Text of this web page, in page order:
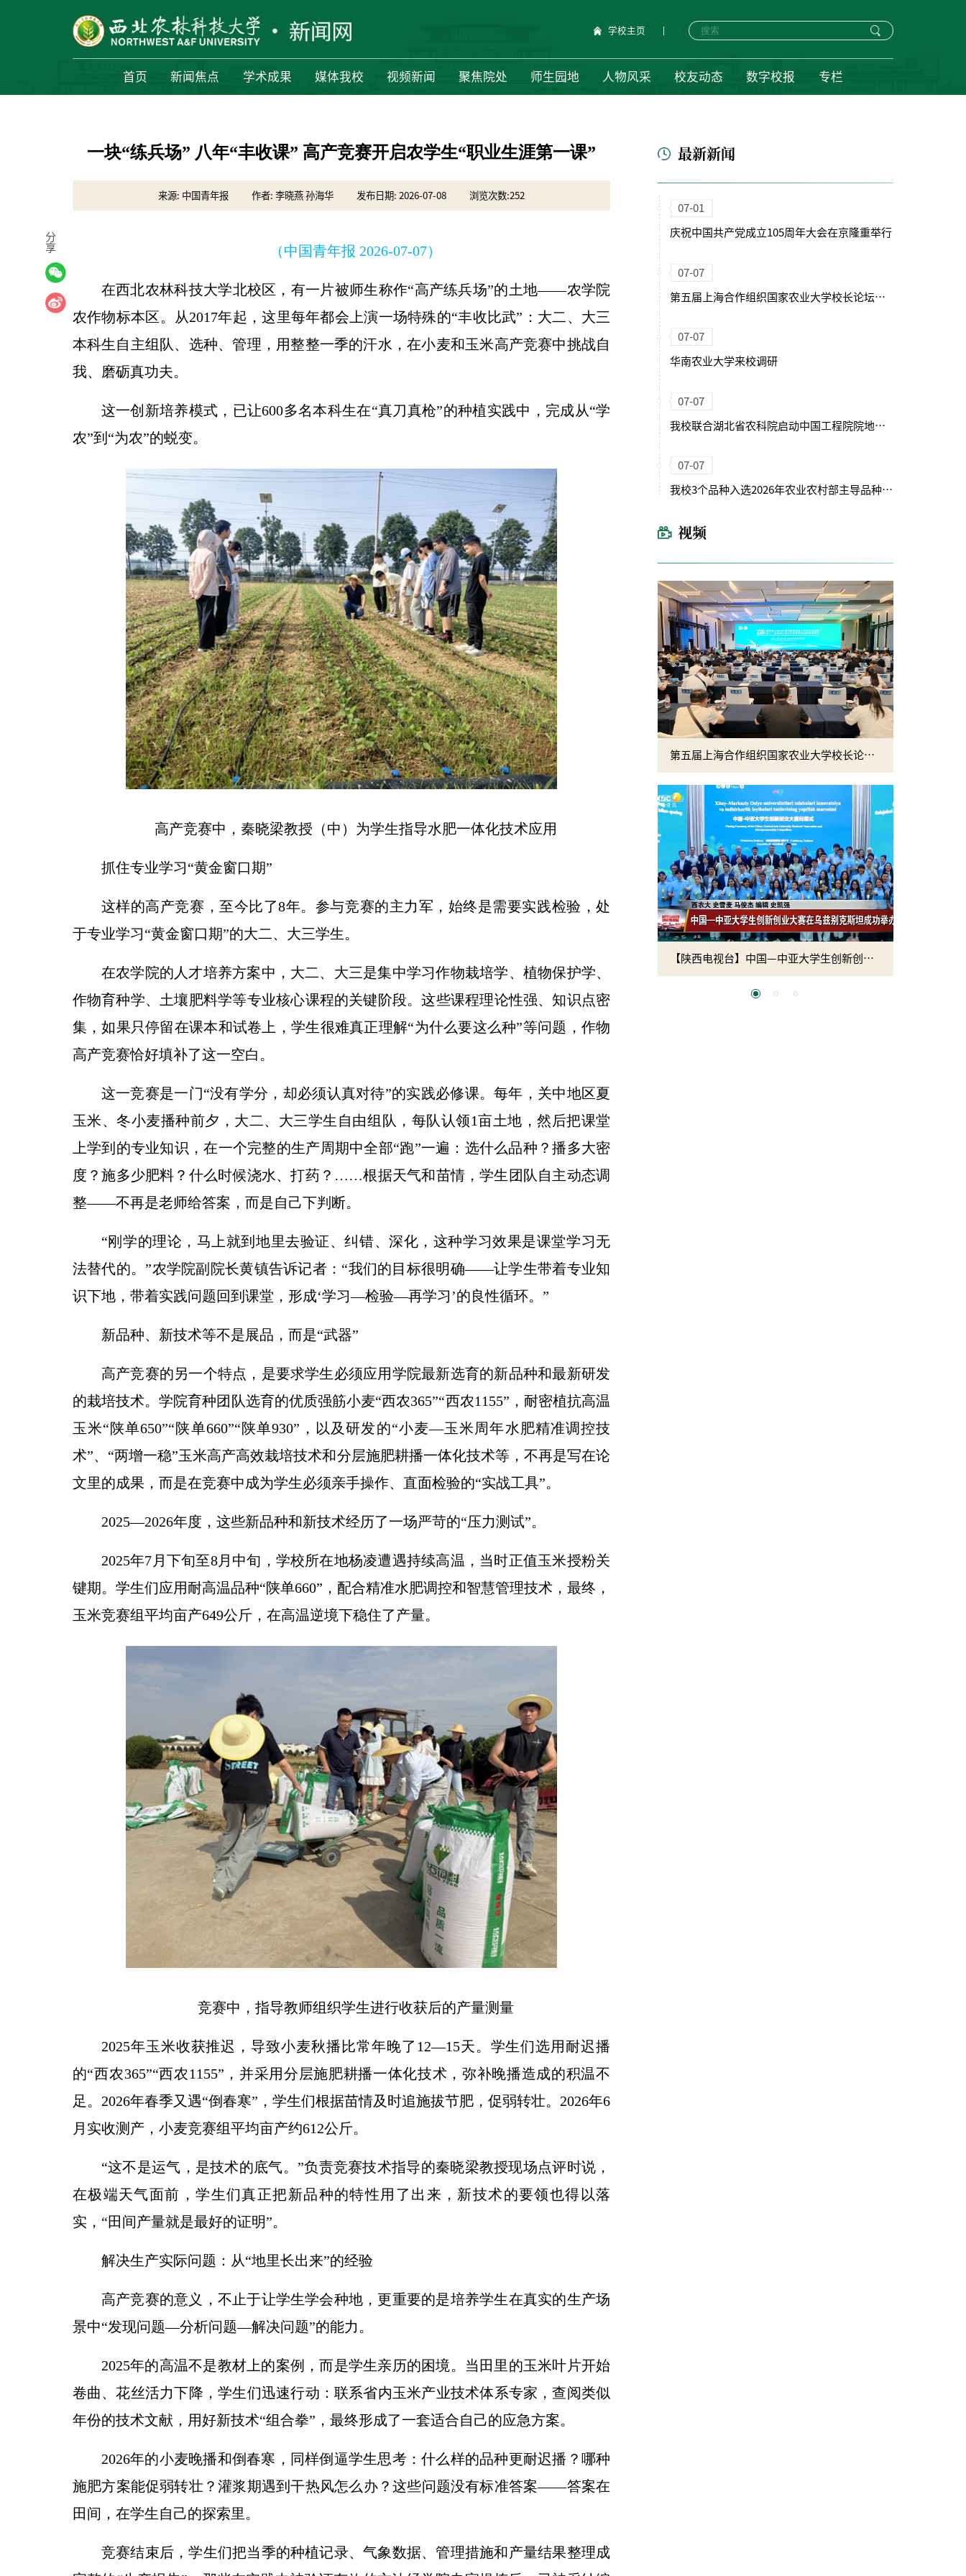
学校主页
首页 新闻焦点 学术成果 媒体我校 视频新闻 聚焦院处 师生园地 人物风采 校友动态 数字校报 专栏
一块“练兵场” 八年“丰收课” 高产竞赛开启农学生“职业生涯第一课”
来源: 中国青年报 作者: 李晓燕 孙海华 发布日期: 2026-07-08 浏览次数:252
（中国青年报 2026-07-07）
在西北农林科技大学北校区，有一片被师生称作“高产练兵场”的土地——农学院
农作物标本区。从2017年起，这里每年都会上演一场特殊的“丰收比武”：大二、大三
本科生自主组队、选种、管理，用整整一季的汗水，在小麦和玉米高产竞赛中挑战自
我、磨砺真功夫。
这一创新培养模式，已让600多名本科生在“真刀真枪”的种植实践中，完成从“学
农”到“为农”的蜕变。
高产竞赛中，秦晓梁教授（中）为学生指导水肥一体化技术应用
抓住专业学习“黄金窗口期”
这样的高产竞赛，至今比了8年。参与竞赛的主力军，始终是需要实践检验，处
于专业学习“黄金窗口期”的大二、大三学生。
在农学院的人才培养方案中，大二、大三是集中学习作物栽培学、植物保护学、
作物育种学、土壤肥料学等专业核心课程的关键阶段。这些课程理论性强、知识点密
集，如果只停留在课本和试卷上，学生很难真正理解“为什么要这么种”等问题，作物
高产竞赛恰好填补了这一空白。
这一竞赛是一门“没有学分，却必须认真对待”的实践必修课。每年，关中地区夏
玉米、冬小麦播种前夕，大二、大三学生自由组队，每队认领1亩土地，然后把课堂
上学到的专业知识，在一个完整的生产周期中全部“跑”一遍：选什么品种？播多大密
度？施多少肥料？什么时候浇水、打药？……根据天气和苗情，学生团队自主动态调
整——不再是老师给答案，而是自己下判断。
“刚学的理论，马上就到地里去验证、纠错、深化，这种学习效果是课堂学习无
法替代的。”农学院副院长黄镇告诉记者：“我们的目标很明确——让学生带着专业知
识下地，带着实践问题回到课堂，形成‘学习—检验—再学习’的良性循环。”
新品种、新技术等不是展品，而是“武器”
高产竞赛的另一个特点，是要求学生必须应用学院最新选育的新品种和最新研发
的栽培技术。学院育种团队选育的优质强筋小麦“西农365”“西农1155”，耐密植抗高温
玉米“陕单650”“陕单660”“陕单930”，以及研发的“小麦—玉米周年水肥精准调控技
术”、“两增一稳”玉米高产高效栽培技术和分层施肥耕播一体化技术等，不再是写在论
文里的成果，而是在竞赛中成为学生必须亲手操作、直面检验的“实战工具”。
2025—2026年度，这些新品种和新技术经历了一场严苛的“压力测试”。
2025年7月下旬至8月中旬，学校所在地杨凌遭遇持续高温，当时正值玉米授粉关
键期。学生们应用耐高温品种“陕单660”，配合精准水肥调控和智慧管理技术，最终，
玉米竞赛组平均亩产649公斤，在高温逆境下稳住了产量。
竞赛中，指导教师组织学生进行收获后的产量测量
2025年玉米收获推迟，导致小麦秋播比常年晚了12—15天。学生们选用耐迟播
的“西农365”“西农1155”，并采用分层施肥耕播一体化技术，弥补晚播造成的积温不
足。2026年春季又遇“倒春寒”，学生们根据苗情及时追施拔节肥，促弱转壮。2026年6
月实收测产，小麦竞赛组平均亩产约612公斤。
“这不是运气，是技术的底气。”负责竞赛技术指导的秦晓梁教授现场点评时说，
在极端天气面前，学生们真正把新品种的特性用了出来，新技术的要领也得以落
实，“田间产量就是最好的证明”。
解决生产实际问题：从“地里长出来”的经验
高产竞赛的意义，不止于让学生学会种地，更重要的是培养学生在真实的生产场
景中“发现问题—分析问题—解决问题”的能力。
2025年的高温不是教材上的案例，而是学生亲历的困境。当田里的玉米叶片开始
卷曲、花丝活力下降，学生们迅速行动：联系省内玉米产业技术体系专家，查阅类似
年份的技术文献，用好新技术“组合拳”，最终形成了一套适合自己的应急方案。
2026年的小麦晚播和倒春寒，同样倒逼学生思考：什么样的品种更耐迟播？哪种
施肥方案能促弱转壮？灌浆期遇到干热风怎么办？这些问题没有标准答案——答案在
田间，在学生自己的探索里。
竞赛结束后，学生们把当季的种植记录、气象数据、管理措施和产量结果整理成
分
享
最新新闻
07-01
庆祝中国共产党成立105周年大会在京隆重举行
07-07
第五届上海合作组织国家农业大学校长论坛暨第十一届丝绸之路农业教育科技创新联盟年会在西安开幕
07-07
华南农业大学来校调研
07-07
我校联合湖北省农科院启动中国工程院院地合作重点项目
07-07
我校3个品种入选2026年农业农村部主导品种主推技术
视频
第五届上海合作组织国家农业大学校长论坛暨第十一届丝绸之路农业教育科技创新联盟年会在西安开幕
【陕西电视台】中国—中亚大学生创新创业大赛在乌兹别克斯坦成功举办